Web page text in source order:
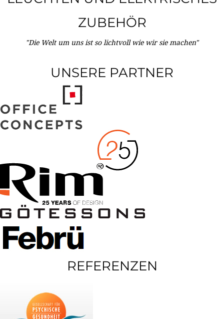
ZUBEHÖR
"Die Welt um uns ist so lichtvoll wie wir sie machen"
UNSERE PARTNER
REFERENZEN